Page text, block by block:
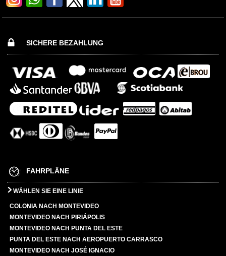
SICHERE BEZAHLUNG
FAHRPLÄNE
WÄHLEN SIE EINE LINIE
COLONIA NACH MONTEVIDEO
MONTEVIDEO NACH PIRIÁPOLIS
MONTEVIDEO NACH PUNTA DEL ESTE
PUNTA DEL ESTE NACH AEROPUERTO CARRASCO
MONTEVIDEO NACH JOSÉ IGNACIO